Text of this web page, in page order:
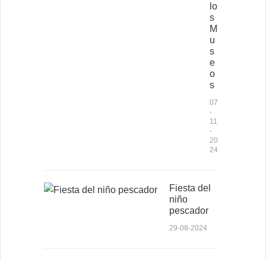
lo
s
M
u
s
e
o
s
07
-
11
-
20
24
Fiesta del
niño
pescador
29-08-2024